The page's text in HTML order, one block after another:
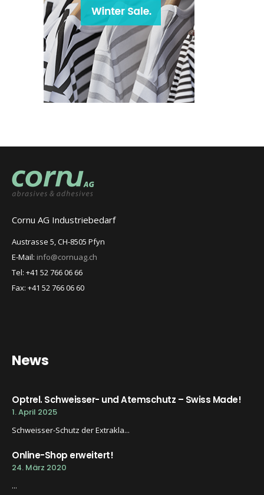
Cornu AG Industriebedarf
Austrasse 5, CH-8505 Pfyn
E-Mail: info@cornuag.ch
Tel: +41 52 766 06 66
Fax: +41 52 766 06 60
News
Optrel. Schweisser- und Atemschutz – Swiss Made!
1. April 2025
Schweisser-Schutz der Extrakla...
Online-Shop erweitert!
24. März 2020
...